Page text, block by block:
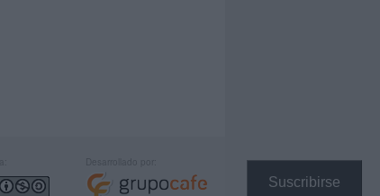
Suscribirse